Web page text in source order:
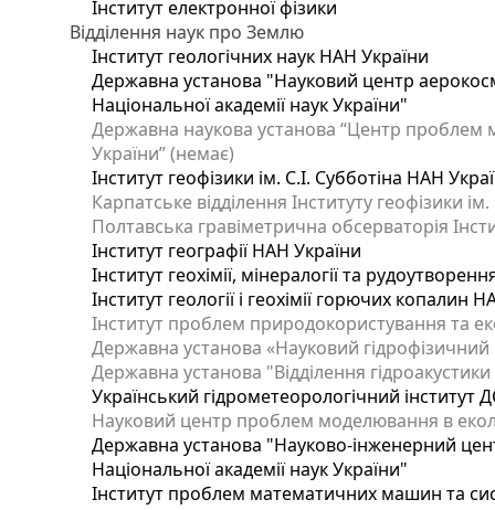
Інститут електронної фізики
Відділення наук про Землю
Інститут геологічних наук НАН України
Державна установа "Науковий центр
Національної академії наук України"
Державна наукова установа “Центр проблем
України” (немає)
Інститут геофізики ім. С.І. Субботіна НАН
Карпатське відділення Інституту геофізики
Полтавська гравіметрична обсерваторія
Інститут географії НАН України
Інститут геохімії, мінералогії та
Інститут геології і геохімії горючих копалин
Інститут проблем природокористування та
Державна установа «Науковий гідрофізичний
Державна установа "Відділення
Український гідрометеорологічний
Науковий центр проблем моделювання в
Державна установа "Науково-інженерний
Національної академії наук України"
Інститут проблем математичних машин та